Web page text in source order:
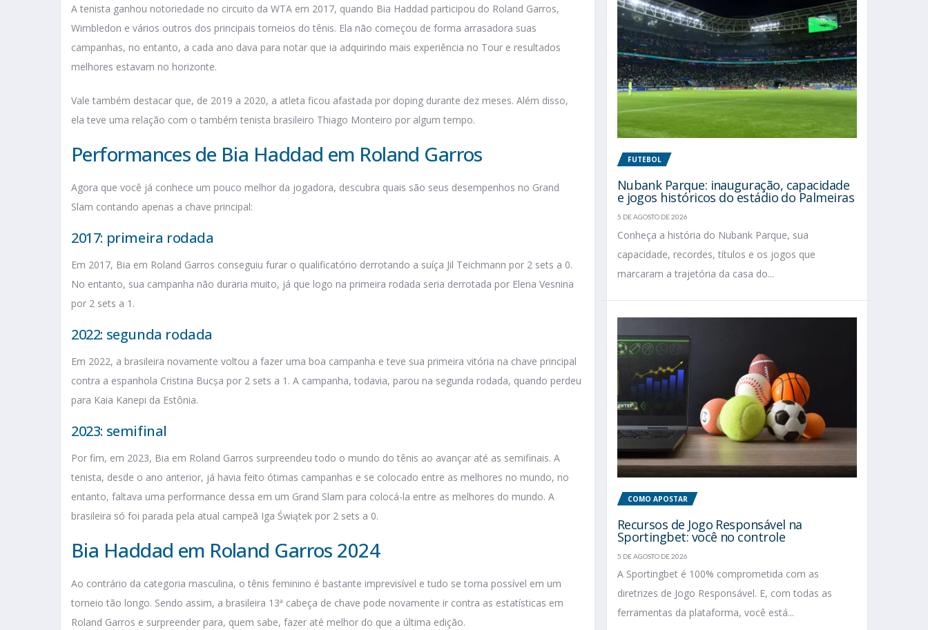
A tenista ganhou notoriedade no circuito da WTA em 2017, quando Bia Haddad participou do Roland Garros,
Wimbledon e vários outros dos principais torneios do tênis. Ela não começou de forma arrasadora suas
campanhas, no entanto, a cada ano dava para notar que ia adquirindo mais experiência no Tour e resultados
melhores estavam no horizonte.
Vale também destacar que, de 2019 a 2020, a atleta ficou afastada por doping durante dez meses. Além disso,
ela teve uma relação com o também tenista brasileiro Thiago Monteiro por algum tempo.
Performances de Bia Haddad em Roland Garros
Agora que você já conhece um pouco melhor da jogadora, descubra quais são seus desempenhos no Grand
Slam contando apenas a chave principal:
2017: primeira rodada
Em 2017, Bia em Roland Garros conseguiu furar o qualificatório derrotando a suíça Jil Teichmann por 2 sets a 0.
No entanto, sua campanha não duraria muito, já que logo na primeira rodada seria derrotada por Elena Vesnina
por 2 sets a 1.
2022: segunda rodada
Em 2022, a brasileira novamente voltou a fazer uma boa campanha e teve sua primeira vitória na chave principal
contra a espanhola Cristina Bucșa por 2 sets a 1. A campanha, todavia, parou na segunda rodada, quando perdeu
para Kaia Kanepi da Estônia.
2023: semifinal
Por fim, em 2023, Bia em Roland Garros surpreendeu todo o mundo do tênis ao avançar até as semifinais. A
tenista, desde o ano anterior, já havia feito ótimas campanhas e se colocado entre as melhores no mundo, no
entanto, faltava uma performance dessa em um Grand Slam para colocá-la entre as melhores do mundo. A
brasileira só foi parada pela atual campeã Iga Świątek por 2 sets a 0.
Bia Haddad em Roland Garros 2024
Ao contrário da categoria masculina, o tênis feminino é bastante imprevisível e tudo se torna possível em um
torneio tão longo. Sendo assim, a brasileira 13ª cabeça de chave pode novamente ir contra as estatísticas em
Roland Garros e surpreender para, quem sabe, fazer até melhor do que a última edição.
FUTEBOL
Nubank Parque: inauguração, capacidade
e jogos históricos do estádio do Palmeiras
5 DE AGOSTO DE 2026
Conheça a história do Nubank Parque, sua
capacidade, recordes, títulos e os jogos que
marcaram a trajetória da casa do...
COMO APOSTAR
Recursos de Jogo Responsável na
Sportingbet: você no controle
5 DE AGOSTO DE 2026
A Sportingbet é 100% comprometida com as
diretrizes de Jogo Responsável. E, com todas as
ferramentas da plataforma, você está...